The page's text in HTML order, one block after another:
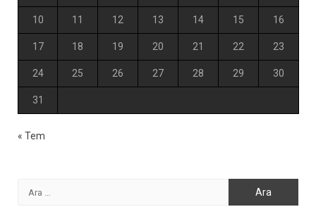
10 11 12 13 14 15 16
17 18 19 20 21 22 23
24 25 26 27 28 29 30
31
« Tem